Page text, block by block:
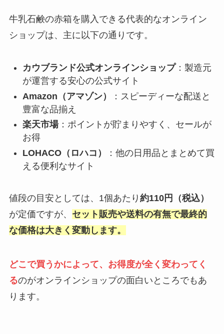
牛乳石鹸の赤箱を購入できる代表的なオンライン
ショップは、主に以下の通りです。
カウブランド公式オンラインショップ：製造元
が運営する安心の公式サイト
Amazon（アマゾン）
：スピーディーな配送と
豊富な品揃え
楽天市場：ポイントが貯まりやすく、セールが
お得
LOHACO（ロハコ）
：他の日用品とまとめて買
える便利なサイト
値段の目安としては、1個あたり 約110円（税込）
が定価ですが、 セット販売や送料の有無で最終的
な価格は大きく変動します。
どこで買うかによって、お得度が全く変わってく
るのがオンラインショップの面白いところでもあ
ります。